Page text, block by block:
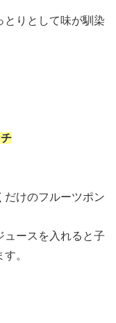
とりとして味が馴染
だけのフルーツポン
ュースを入れると子
。